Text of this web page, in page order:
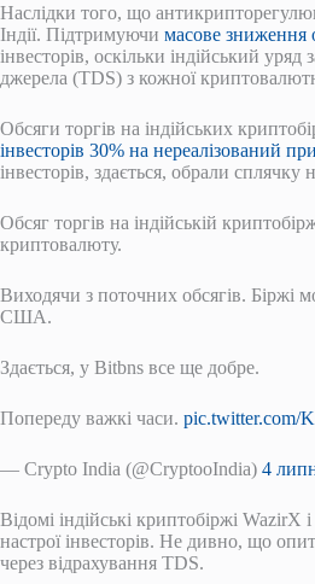
Наслідки того, що
Індії. Підтримуючи масове зниження
інвесторів, оскільки індійський
джерела (TDS) з кожної
Обсяги торгів на індійських
інвесторів 30% на нереалізований
інвесторів, здається, обрали
Обсяг торгів на індійській
криптовалюту.
Виходячи з поточних обсягів. Біржі
США.
Здається, у Bitbns все ще добре.
Попереду важкі часи. pic.twitter.com/
— Crypto India (@CryptooIndia) 4
Відомі індійські криптобіржі
настрої інвесторів. Не дивно, що
через відрахування TDS.